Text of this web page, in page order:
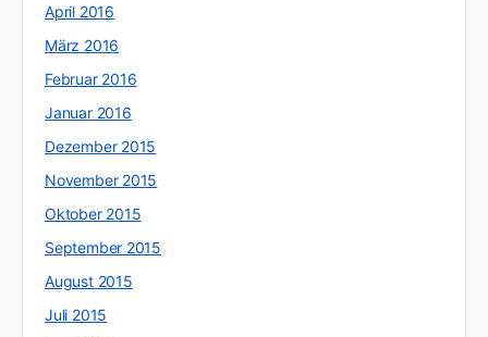
April 2016
März 2016
Februar 2016
Januar 2016
Dezember 2015
November 2015
Oktober 2015
September 2015
August 2015
Juli 2015